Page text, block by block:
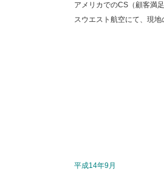
アメリカでのCS（顧客満
スウエスト航空にて、現
平成14年9月